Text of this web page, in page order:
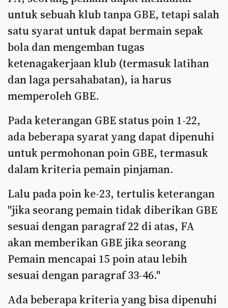
untuk sebuah klub tanpa GBE, tetapi salah
satu syarat untuk dapat bermain sepak
bola dan mengemban tugas
ketenagakerjaan klub (termasuk latihan
dan laga persahabatan), ia harus
memperoleh GBE.
Pada keterangan GBE status poin 1-22,
ada beberapa syarat yang dapat dipenuhi
untuk permohonan poin GBE, termasuk
dalam kriteria pemain pinjaman.
Lalu pada poin ke-23, tertulis keterangan
"jika seorang pemain tidak diberikan GBE
sesuai dengan paragraf 22 di atas, FA
akan memberikan GBE jika seorang
Pemain mencapai 15 poin atau lebih
sesuai dengan paragraf 33-46."
Ada beberapa kriteria yang bisa dipenuhi